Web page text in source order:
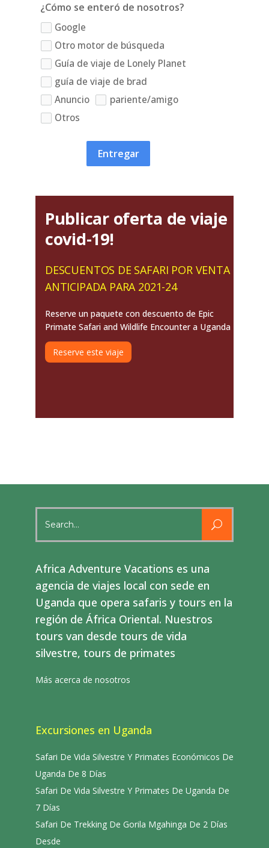
¿Cómo se enteró de nosotros?
Google
Otro motor de búsqueda
Guía de viaje de Lonely Planet
guía de viaje de brad
Anuncio
pariente/amigo
Otros
Entregar
Publicar oferta de viaje
covid-19!
DESCUENTOS DE SAFARI POR VENTA
ANTICIPADA PARA 2021-24
Reserve un paquete con descuento de Epic
Primate Safari and Wildlife Encounter a Uganda
Reserve este viaje
for:
Africa Adventure Vacations es una
agencia de viajes local con sede en
Uganda que opera safaris y tours en la
región de África Oriental. Nuestros
tours van desde tours de vida
silvestre, tours de primates
Más acerca de nosotros
Excursiones en Uganda
Safari De Vida Silvestre Y Primates Económicos De
Uganda De 8 Días
Safari De Vida Silvestre Y Primates De Uganda De
7 Días
Safari De Trekking De Gorila Mgahinga De 2 Días
Desde